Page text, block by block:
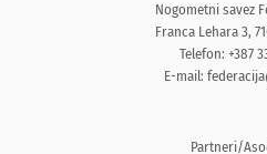
Nogometni savez
Franca Lehara 3,
Telefon: +387
E-mail:
Partneri/